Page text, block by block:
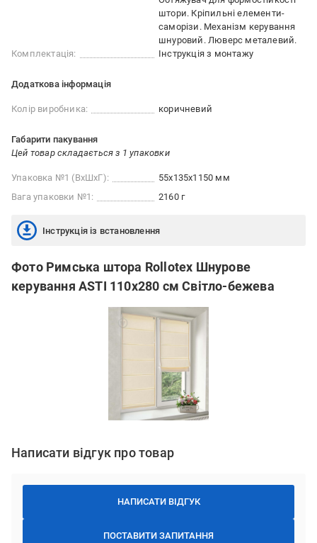
Комплектація:
штори. Кріпильні елементи-
саморізи. Механізм керування
шнуровий. Люверс металевий.
Інструкція з монтажу
Додаткова інформація
Колір виробника: коричневий
Габарити пакування
Цей товар складається з 1 упаковки
Упаковка №1 (ВхШхГ):
55x135x1150 мм
Вага упаковки №1:
2160 г
Інструкція із встановлення
Фото Римська штора Rollotex Шнурове
керування ASTI 110x280 см Світло-бежева
Написати відгук про товар
НАПИСАТИ ВІДГУК
ПОСТАВИТИ ЗАПИТАННЯ